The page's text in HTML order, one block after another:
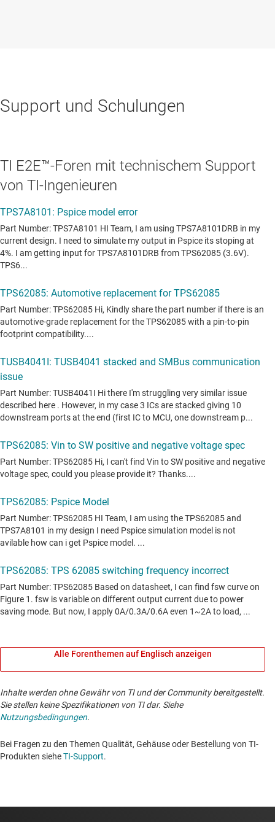
Support und Schulungen
TI E2E™-Foren mit technischem Support
von TI-Ingenieuren
Alle Forenthemen auf Englisch anzeigen
Inhalte werden ohne Gewähr von TI und der Community bereitgestellt.
Sie stellen keine Spezifikationen von TI dar. Siehe
Nutzungsbedingungen.
Bei Fragen zu den Themen Qualität, Gehäuse oder Bestellung von TI-
Produkten sieheTI-Support. ​​​​​​​​​​​​​​